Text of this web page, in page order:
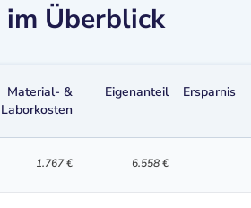
im Überblick
Material- &
Laborkosten
Eigenanteil Ersparnis
1.767 € 6.558 €